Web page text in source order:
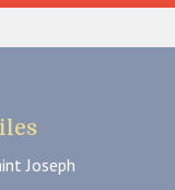
Joseph